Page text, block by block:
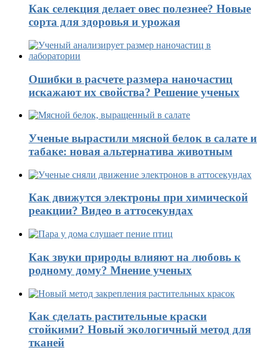
Как селекция делает овес полезнее? Новые
сорта для здоровья и урожая
Ошибки в расчете размера наночастиц
искажают их свойства? Решение ученых
Ученые вырастили мясной белок в салате и
табаке: новая альтернатива животным
Как движутся электроны при химической
реакции? Видео в аттосекундах
Как звуки природы влияют на любовь к
родному дому? Мнение ученых
Как сделать растительные краски
стойкими? Новый экологичный метод для
тканей